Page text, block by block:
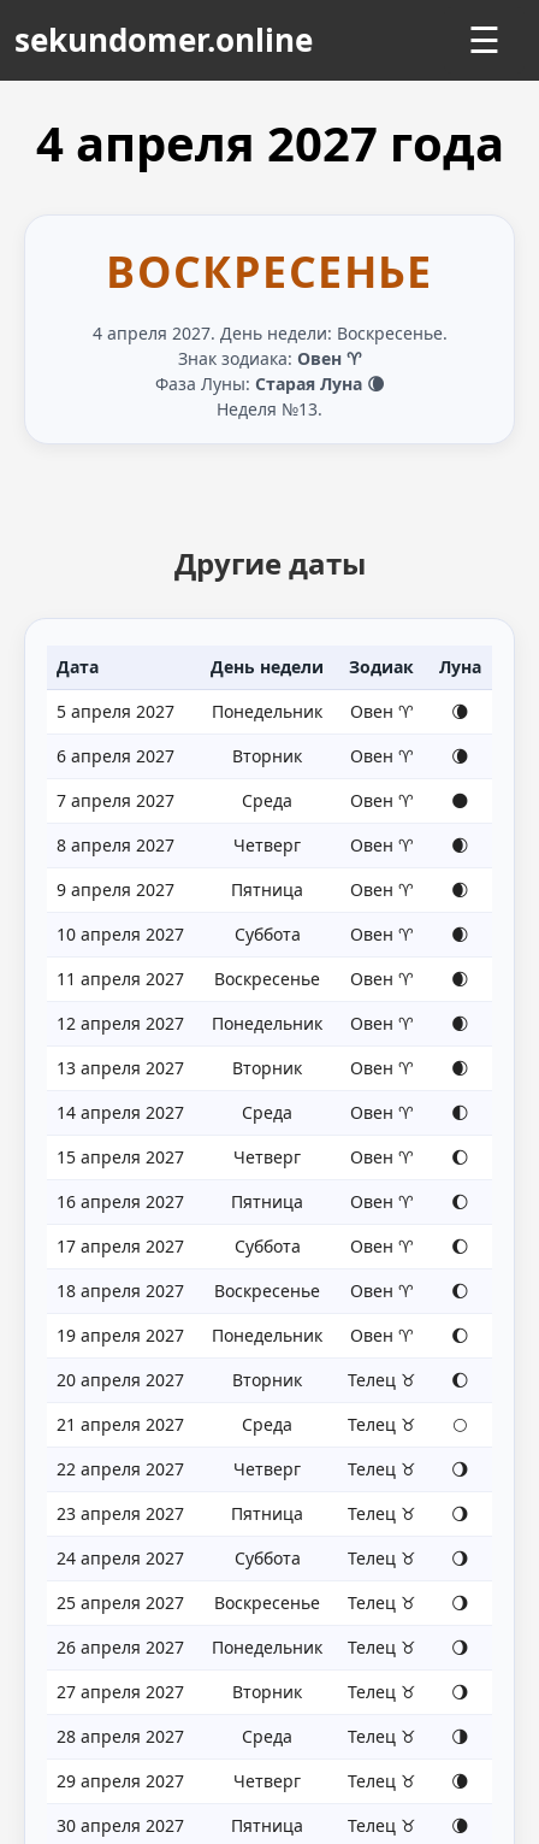
sekundomer.online ☰
4 апреля 2027 года
ВОСКРЕСЕНЬЕ
4 апреля 2027. День недели: Воскресенье.
Знак зодиака: Овен ♈
Фаза Луны: Старая Луна 🌘
Неделя №13.
Другие даты
Дата День недели Зодиак
Луна
5 апреля 2027
Понедельник Овен ♈
🌘
6 апреля 2027
Вторник Овен ♈
🌘
7 апреля 2027
Среда Овен ♈
🌑
8 апреля 2027
Четверг Овен ♈
🌒
9 апреля 2027
Пятница Овен ♈
🌒
10 апреля 2027
Суббота Овен ♈
🌒
11 апреля 2027
Воскресенье Овен ♈
🌒
12 апреля 2027
Понедельник Овен ♈
🌒
13 апреля 2027
Вторник Овен ♈
🌒
14 апреля 2027
Среда Овен ♈
🌓
15 апреля 2027
Четверг Овен ♈
🌔
16 апреля 2027
Пятница Овен ♈
🌔
17 апреля 2027
Суббота Овен ♈
🌔
18 апреля 2027
Воскресенье Овен ♈
🌔
19 апреля 2027
Понедельник Овен ♈
🌔
20 апреля 2027
Вторник Телец ♉
🌔
21 апреля 2027
Среда Телец ♉
🌕
22 апреля 2027
Четверг Телец ♉
🌖
23 апреля 2027
Пятница Телец ♉
🌖
24 апреля 2027
Суббота Телец ♉
🌖
25 апреля 2027
Воскресенье Телец ♉
🌖
26 апреля 2027
Понедельник Телец ♉
🌖
27 апреля 2027
Вторник Телец ♉
🌖
28 апреля 2027
Среда Телец ♉
🌗
29 апреля 2027
Четверг Телец ♉
🌘
30 апреля 2027
Пятница Телец ♉
🌘